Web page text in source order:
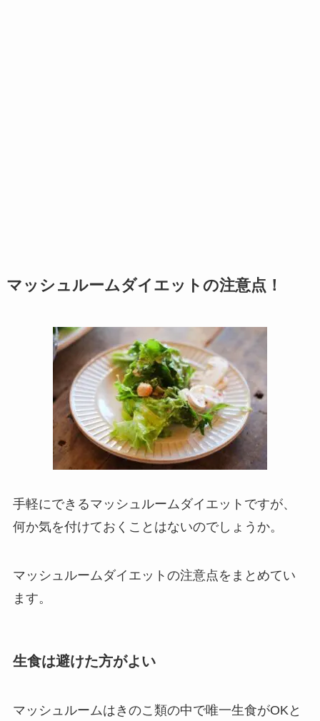
マッシュルームダイエットの注意点！
手軽にできるマッシュルームダイエットですが、
何か気を付けておくことはないのでしょうか。
マッシュルームダイエットの注意点をまとめてい
ます。
生食は避けた方がよい
マッシュルームはきのこ類の中で唯一生食がOKと